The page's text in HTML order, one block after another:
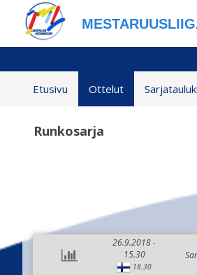
Etusivu Ottelut
Runkosarja
26.9.2018 -
15.30
18.30